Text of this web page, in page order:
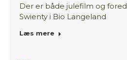
Der er både julefilm og
Swienty i Bio Langeland
Læs mere